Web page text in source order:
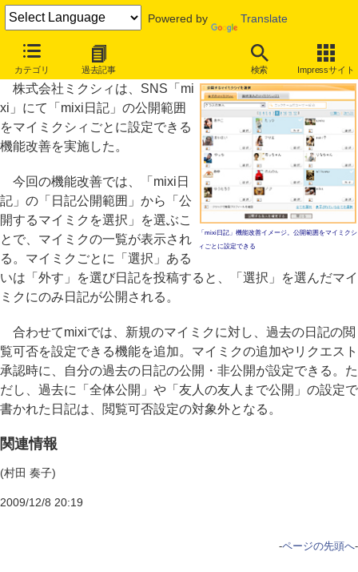
Powered by Translate
カテゴリ 過去記事 検索 Impressサイト
ミクシィ、マイミクごとに日記の公開範囲を設定できる機能改善
「mixi日記」機能改善イメージ。公開範囲をマイミクシ
ィごとに設定できる
株式会社ミクシィは、SNS「mi
xi」にて「mixi日記」の公開範囲
をマイミクシィごとに設定できる
機能改善を実施した。
今回の機能改善では、「mixi日
記」の「日記公開範囲」から「公
開するマイミクを選択」を選ぶこ
とで、マイミクの一覧が表示され
る。マイミクごとに「選択」ある
いは「外す」を選び日記を投稿すると、「選択」を選んだマイ
ミクにのみ日記が公開される。
合わせてmixiでは、新規のマイミクに対し、過去の日記の閲
覧可否を設定できる機能を追加。マイミクの追加やリクエスト
承認時に、自分の過去の日記の公開・非公開が設定できる。た
だし、過去に「全体公開」や「友人の友人まで公開」の設定で
書かれた日記は、閲覧可否設定の対象外となる。
関連情報
(村田 奏子)
2009/12/8 20:19
-ページの先頭へ-